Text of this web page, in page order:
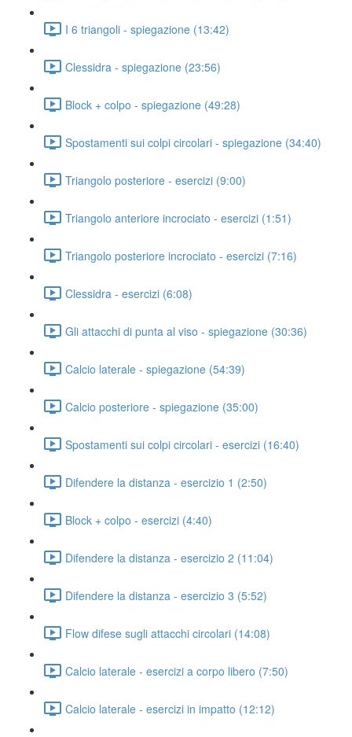
I 6 triangoli - spiegazione (13:42)
Clessidra - spiegazione (23:56)
Block + colpo - spiegazione (49:28)
Spostamenti sui colpi circolari - spiegazione (34:40)
Triangolo posteriore - esercizi (9:00)
Triangolo anteriore incrociato - esercizi (1:51)
Triangolo posteriore incrociato - esercizi (7:16)
Clessidra - esercizi (6:08)
Gli attacchi di punta al viso - spiegazione (30:36)
Calcio laterale - spiegazione (54:39)
Calcio posteriore - spiegazione (35:00)
Spostamenti sui colpi circolari - esercizi (16:40)
Difendere la distanza - esercizio 1 (2:50)
Block + colpo - esercizi (4:40)
Difendere la distanza - esercizio 2 (11:04)
Difendere la distanza - esercizio 3 (5:52)
Flow difese sugli attacchi circolari (14:08)
Calcio laterale - esercizi a corpo libero (7:50)
Calcio laterale - esercizi in impatto (12:12)